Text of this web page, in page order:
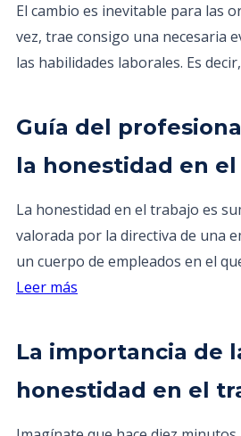
El cambio es inevitable para las
vez, trae consigo una necesaria
las habilidades laborales. Es decir,
Guía del
la honestidad en
La honestidad en el trabajo es
valorada por la directiva de una
un cuerpo de empleados en el
Leer más
La importancia de
honestidad en el